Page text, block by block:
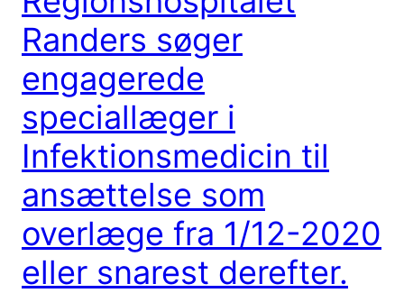
Randers søger
engagerede
speciallæger i
Infektionsmedicin til
ansættelse som
overlæge fra 1/12-2020
eller snarest derefter.